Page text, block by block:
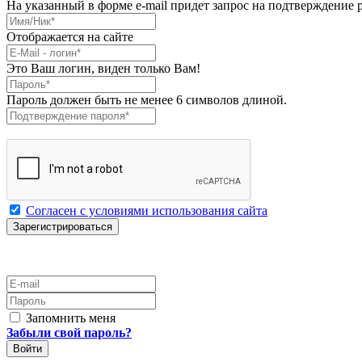
На указанный в форме e-mail придет запрос на подтверждение
Имя/Ник
Отображается на сайте
E-Mail *
Это Ваш логин, виден только Вам!
Пароль*
Пароль должен быть не менее 6 символов длиной.
Подтверждение пароля
Согласен с условиями использования сайта
E-mail
Пароль
Запомнить меня
Забыли свой пароль?